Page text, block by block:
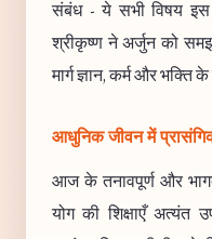
संबंध - ये सभी विषय इस
श्रीकृष्ण ने अर्जुन को
मार्ग ज्ञान, कर्म और भक्ति
आधुनिक जीवन में
आज के तनावपूर्ण और
योग की शिक्षाएँ अत्यंत